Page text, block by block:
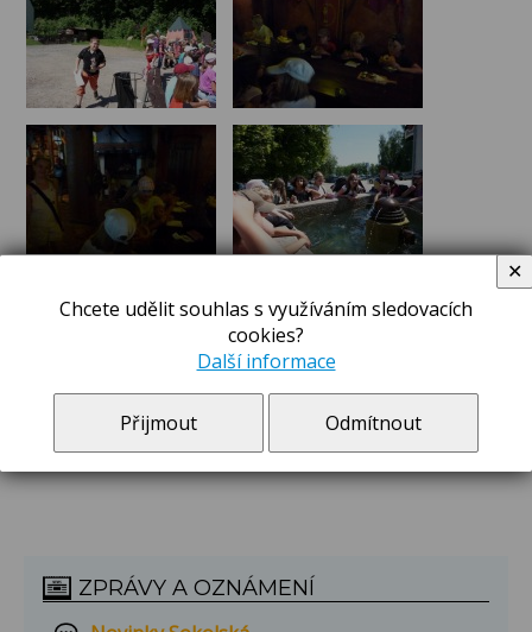
ZPRÁVY A OZNÁMENÍ
Chcete udělit souhlas s využíváním sledovacích
cookies?
Další informace
Přijmout Odmítnout
✕